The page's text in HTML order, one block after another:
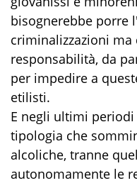
bisognerebbe porre
criminalizzazioni ma
responsabilità, da
per impedire a
etilisti.
E negli ultimi
tipologia che
alcoliche, tranne
autonomamente le